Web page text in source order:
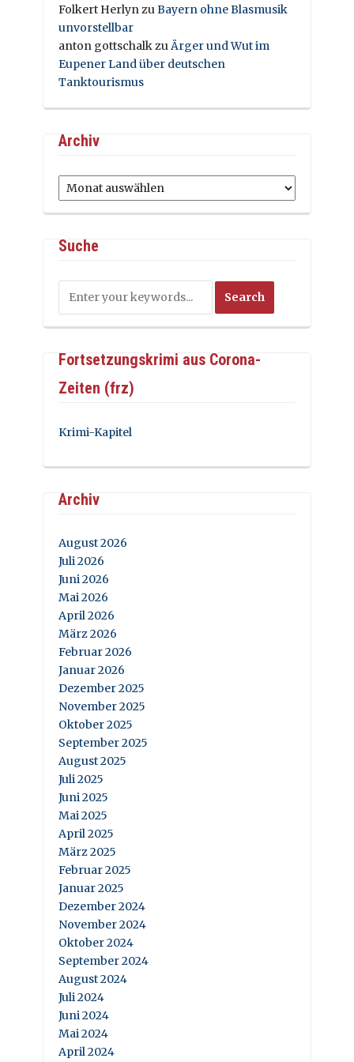
Folkert HerlynzuBayern ohne Blasmusik
unvorstellbar
anton gottschalkzuÄrger und Wut im
Eupener Land über deutschen
Tanktourismus
Archiv
Archiv
Suche
Fortsetzungskrimi aus Corona-
Zeiten (frz)
Krimi-Kapitel
Archiv
August 2026
Juli 2026
Juni 2026
Mai 2026
April 2026
März 2026
Februar 2026
Januar 2026
Dezember 2025
November 2025
Oktober 2025
September 2025
August 2025
Juli 2025
Juni 2025
Mai 2025
April 2025
März 2025
Februar 2025
Januar 2025
Dezember 2024
November 2024
Oktober 2024
September 2024
August 2024
Juli 2024
Juni 2024
Mai 2024
April 2024